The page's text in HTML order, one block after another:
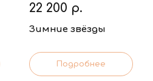
22 200 р.
Зимние звёзды
Подробнее